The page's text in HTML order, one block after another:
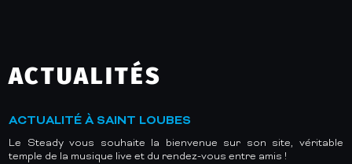
ACTUALITÉS
ACTUALITÉ À SAINT LOUBES
Le Steady vous souhaite la bienvenue sur son site, véritable
temple de la musique live et du rendez-vous entre amis !